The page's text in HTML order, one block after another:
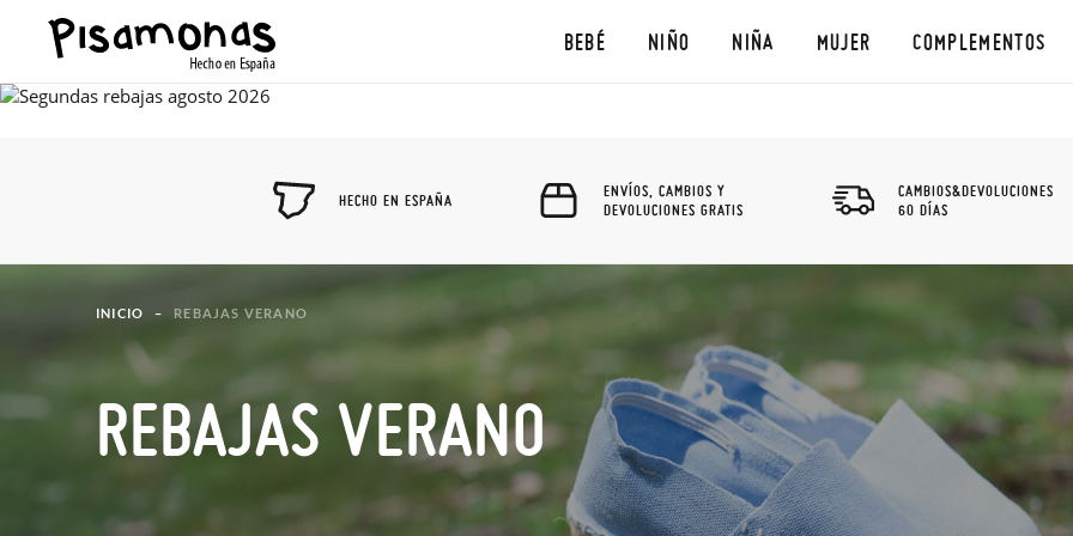
BEBÉ NIÑO NIÑA MUJER COMPLEMENTOS
HECHO EN ESPAÑA
ENVÍOS, CAMBIOS Y
DEVOLUCIONES GRATIS
CAMBIOS&DEVOLUCIONES
60 DÍAS
INICIO REBAJAS VERANO
REBAJAS VERANO